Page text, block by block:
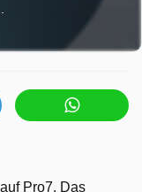
Pro7. Das